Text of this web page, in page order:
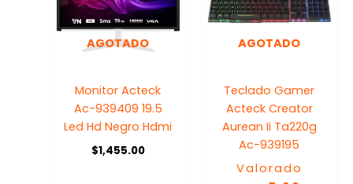
AGOTADO
Monitor Acteck
Ac-939409 19.5
Led Hd Negro Hdmi
$1,455.00
AGOTADO
Teclado Gamer
Acteck Creator
Aurean Ii Ta220g
Ac-939195
Valorado